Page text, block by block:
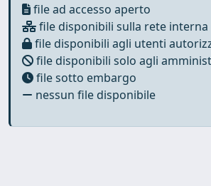
file ad accesso aperto
file disponibili sulla rete interna
file disponibili agli utenti
file disponibili solo agli
file sotto embargo
nessun file disponibile